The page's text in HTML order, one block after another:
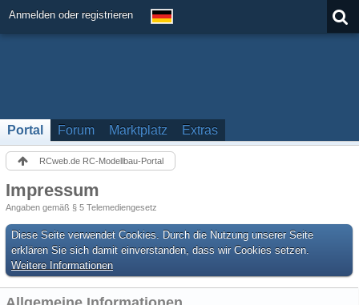
Anmelden oder registrieren
Portal Forum Marktplatz Extras
RCweb.de RC-Modellbau-Portal
Impressum
Angaben gemäß § 5 Telemediengesetz
Diese Seite verwendet Cookies. Durch die Nutzung unserer Seite
erklären Sie sich damit einverstanden, dass wir Cookies setzen.
Weitere Informationen